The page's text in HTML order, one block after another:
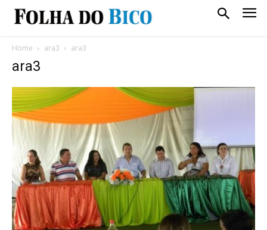
Home ara3 ara3
ara3